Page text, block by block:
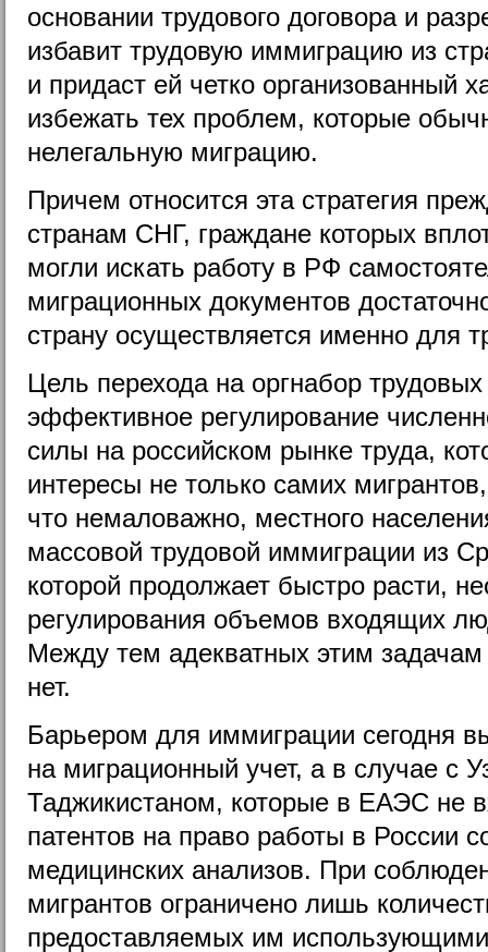
основании трудового договора и
избавит трудовую иммиграцию из
и придаст ей четко организованный
избежать тех проблем, которые
нелегальную миграцию.
Причем относится эта стратегия
странам СНГ, граждане которых
могли искать работу в РФ
миграционных документов
страну осуществляется именно для
Цель перехода на оргнабор
эффективное регулирование
силы на российском рынке труда,
интересы не только самих
что немаловажно, местного
массовой трудовой иммиграции из
которой продолжает быстро расти,
регулирования объемов входящих
Между тем адекватных этим
нет.
Барьером для иммиграции сегодня
на миграционный учет, а в случае с
Таджикистаном, которые в ЕАЭС не
патентов на право работы в России
медицинских анализов. При
мигрантов ограничено лишь
предоставляемых им